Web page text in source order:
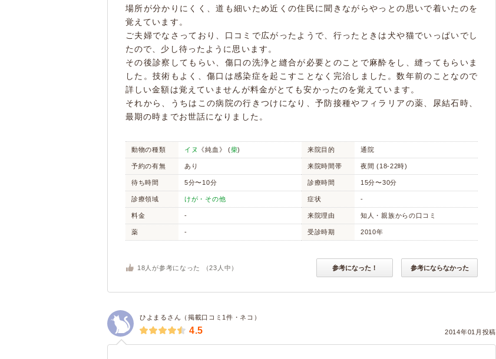
場所が分かりにくく、道も細いため近くの住民に聞きながらやっとの思いで着いたのを
覚えています。
ご夫婦でなさっており、口コミで広がったようで、行ったときは犬や猫でいっぱいでし
たので、少し待ったように思います。
その後診察してもらい、傷口の洗浄と縫合が必要とのことで麻酔をし、縫ってもらいま
した。技術もよく、傷口は感染症を起こすことなく完治しました。数年前のことなので
詳しい金額は覚えていませんが料金がとても安かったのを覚えています。
それから、うちはこの病院の行きつけになり、予防接種やフィラリアの薬、尿結石時、
最期の時までお世話になりました。
動物の種類 イヌ 《純血》 (柴) 来院目的 通院
予約の有無 あり 来院時間帯 夜間 (18-22時)
待ち時間 5分〜10分 診療時間 15分〜30分
診療領域 けが・その他 症状 -
料金 - 来院理由 知人・親族からの口コミ
薬 - 受診時期 2010年
18 人が参考になった （23 人中） 参考になった！ 参考にならなかった
ひよまるさん（掲載口コミ1件・ネコ）
2014年01月投稿
4.5